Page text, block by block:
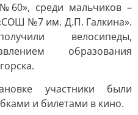
среди мальчиков –
№7 им. Д.П. Галкина».
велосипеды,
образования
участники были
и билетами в кино.